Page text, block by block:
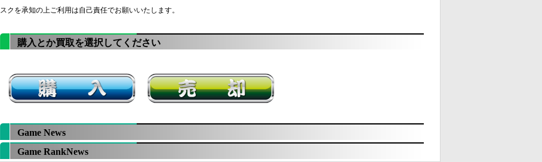
スクを承知の上ご利用は自己責任でお願いいたします。
購入とか買取を選択してください
Game News
Game RankNews